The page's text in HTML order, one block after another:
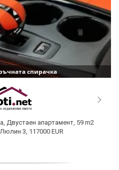
спирачка
Двустаен апартамент, 59 m2
3, 117000 EUR